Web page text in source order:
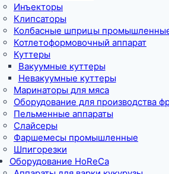
Инъекторы
Клипсаторы
Колбасные шприцы
Котлетоформовочный аппарат
Куттеры
Вакуумные куттеры
Невакуумные куттеры
Маринаторы для мяса
Оборудование для производства
Пельменные аппараты
Слайсеры
Фаршемесы промышленные
Шпигорезки
Оборудование HoReCa